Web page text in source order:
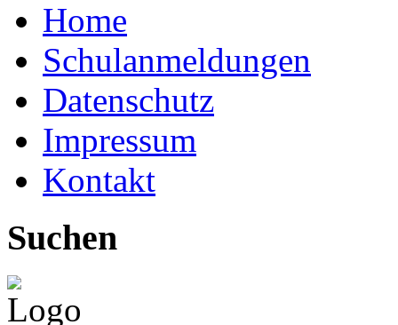
Home
Schulanmeldungen
Datenschutz
Impressum
Kontakt
Suchen